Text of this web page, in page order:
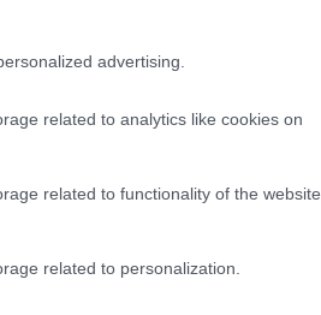
advertising.
related to analytics like cookies on
related to functionality of the website
related to personalization.
σε καταφύγια -
ρωσική επίθεση
Ουκρανία-